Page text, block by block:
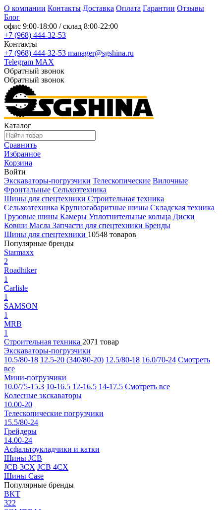
О компании Контакты Доставка Оплата Гарантии Отзывы
Блог
офис 9:00-18:00 / склад 8:00-22:00
+7 (968) 444-32-53
Контакты
+7 (968) 444-32-53 manager@sgshina.ru
Telegram MAX
Обратный звонок
Обратный звонок
Каталог
Сравнить
Избранное
Корзина
Войти
Экскаваторы-погрузчики Телескопические Вилочные
Фронтальные Сельхозтехника
Шины для спецтехники Строительная техника
Сельхозтехника Крупногабаритные шины Складская техника
Грузовые шины Камеры Уплотнительные кольца Диски
Ковши Масла Запчасти для спецтехники Бренды
Шины для спецтехники 10548 товаров
Популярные бренды
Starmaxx
2
Roadhiker
1
Carlisle
1
SAMSON
1
MRB
1
Строительная техника 2071 товар
Экскаваторы-погрузчики
10.5/80-18 12.5-20 (340/80-20) 12.5/80-18 16.0/70-24 Смотреть
все
Мини-погрузчики
10.0/75-15.3 10-16.5 12-16.5 14-17.5 Смотреть все
Колесные экскаваторы
10.00-20
Телескопические погрузчики
15.5/80-24
Грейдеры
14.00-24
Асфальтоукладчики и катки
Шины JCB
JCB 3CX JCB 4CX
Шины Case
Популярные бренды
BKT
322